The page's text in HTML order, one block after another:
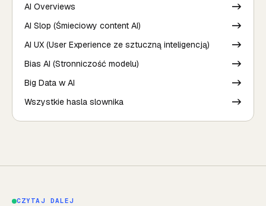
AI Overviews
->
AI Slop (Śmieciowy content AI)
->
AI UX (User Experience ze sztuczną inteligencją)
->
Bias AI (Stronniczość modelu)
->
Big Data w AI
->
Wszystkie hasla slownika
->
CZYTAJ DALEJ